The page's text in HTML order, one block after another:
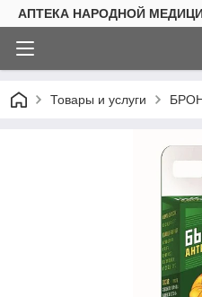
АПТЕКА НАРОДНОЙ
Товары и услуги